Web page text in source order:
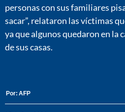
personas con sus familiares
sacar”, relataron las víctimas
ya que algunos quedaron en la
de sus casas.
Por: AFP